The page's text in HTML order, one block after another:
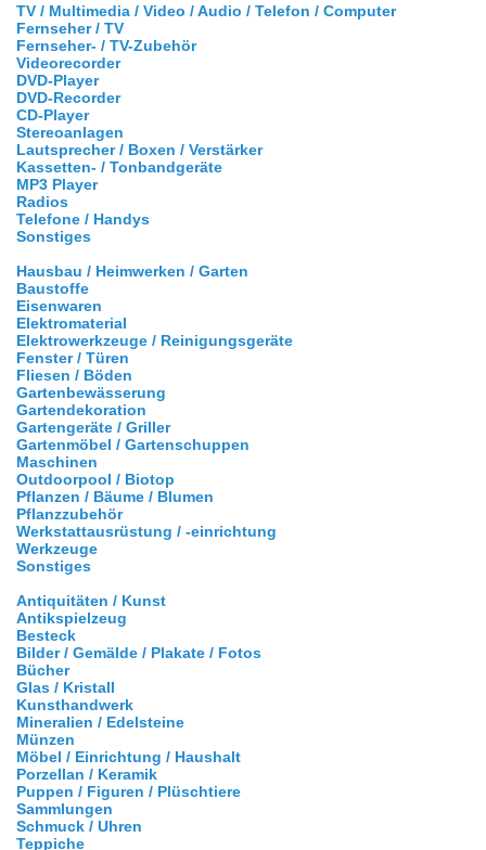
TV / Multimedia / Video / Audio / Telefon / Computer
Fernseher / TV
Fernseher- / TV-Zubehör
Videorecorder
DVD-Player
DVD-Recorder
CD-Player
Stereoanlagen
Lautsprecher / Boxen / Verstärker
Kassetten- / Tonbandgeräte
MP3 Player
Radios
Telefone / Handys
Sonstiges
Hausbau / Heimwerken / Garten
Baustoffe
Eisenwaren
Elektromaterial
Elektrowerkzeuge / Reinigungsgeräte
Fenster / Türen
Fliesen / Böden
Gartenbewässerung
Gartendekoration
Gartengeräte / Griller
Gartenmöbel / Gartenschuppen
Maschinen
Outdoorpool / Biotop
Pflanzen / Bäume / Blumen
Pflanzzubehör
Werkstattausrüstung / -einrichtung
Werkzeuge
Sonstiges
Antiquitäten / Kunst
Antikspielzeug
Besteck
Bilder / Gemälde / Plakate / Fotos
Bücher
Glas / Kristall
Kunsthandwerk
Mineralien / Edelsteine
Münzen
Möbel / Einrichtung / Haushalt
Porzellan / Keramik
Puppen / Figuren / Plüschtiere
Sammlungen
Schmuck / Uhren
Teppiche